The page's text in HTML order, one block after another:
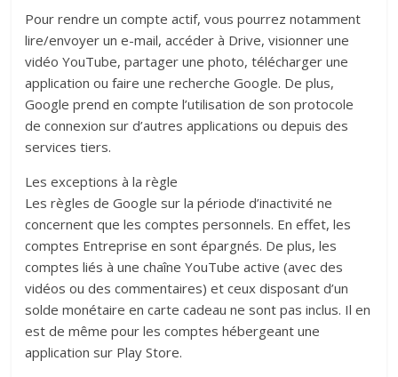
Pour rendre un compte actif, vous pourrez notamment
lire/envoyer un e-mail, accéder à Drive, visionner une
vidéo YouTube, partager une photo, télécharger une
application ou faire une recherche Google. De plus,
Google prend en compte l’utilisation de son protocole
de connexion sur d’autres applications ou depuis des
services tiers.
Les exceptions à la règle
Les règles de Google sur la période d’inactivité ne
concernent que les comptes personnels. En effet, les
comptes Entreprise en sont épargnés. De plus, les
comptes liés à une chaîne YouTube active (avec des
vidéos ou des commentaires) et ceux disposant d’un
solde monétaire en carte cadeau ne sont pas inclus. Il en
est de même pour les comptes hébergeant une
application sur Play Store.